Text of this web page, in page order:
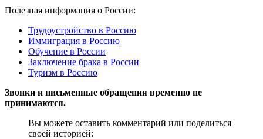
Полезная информация о России:
Трудоустройство в Россию
Иммиграция в Россию
Обучение в России
Заключение брака в России
Туризм в Россию
Звонки и письменные обращения временно не
принимаются.
Вы можете оставить комментарий или поделиться
своей историей: